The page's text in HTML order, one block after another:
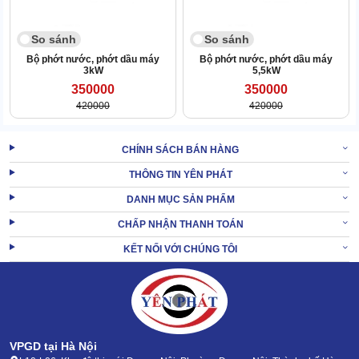
Tạo áp, dẫn lực tốt
Áp lực được truyền 100% đến khoang chứa nước thông qua bộ tay
Nhờ vậy, lực phun xịt của máy được tối ưu triệt để. Giúp tiến trình
làm sạch diễn ra cực hiệu quả, nhanh gọn.
Dễ lắp ráp
So sánh
Bộ phớt nước, phớt dầu máy
3kW
350000
420000
So sánh
Bộ phớt nước, phớt dầu máy
5,5kW
350000
420000
CHÍNH SÁCH BÁN HÀNG
THÔNG TIN YÊN PHÁT
DANH MỤC SẢN PHẨM
CHẤP NHẬN THANH TOÁN
KẾT NỐI VỚI CHÚNG TÔI
VPGD tại Hà Nội